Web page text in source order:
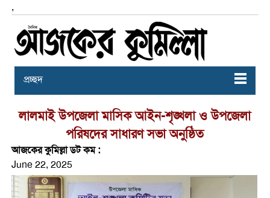
,
প্রচ্ছদ
লালমাই উপজেলা মাসিক আইন-শৃঙ্খলা ও উপজেলা
পরিষদের সাধারণ সভা অনুষ্ঠিত
আজকের কুমিল্লা ডট কম :
June 22, 2025